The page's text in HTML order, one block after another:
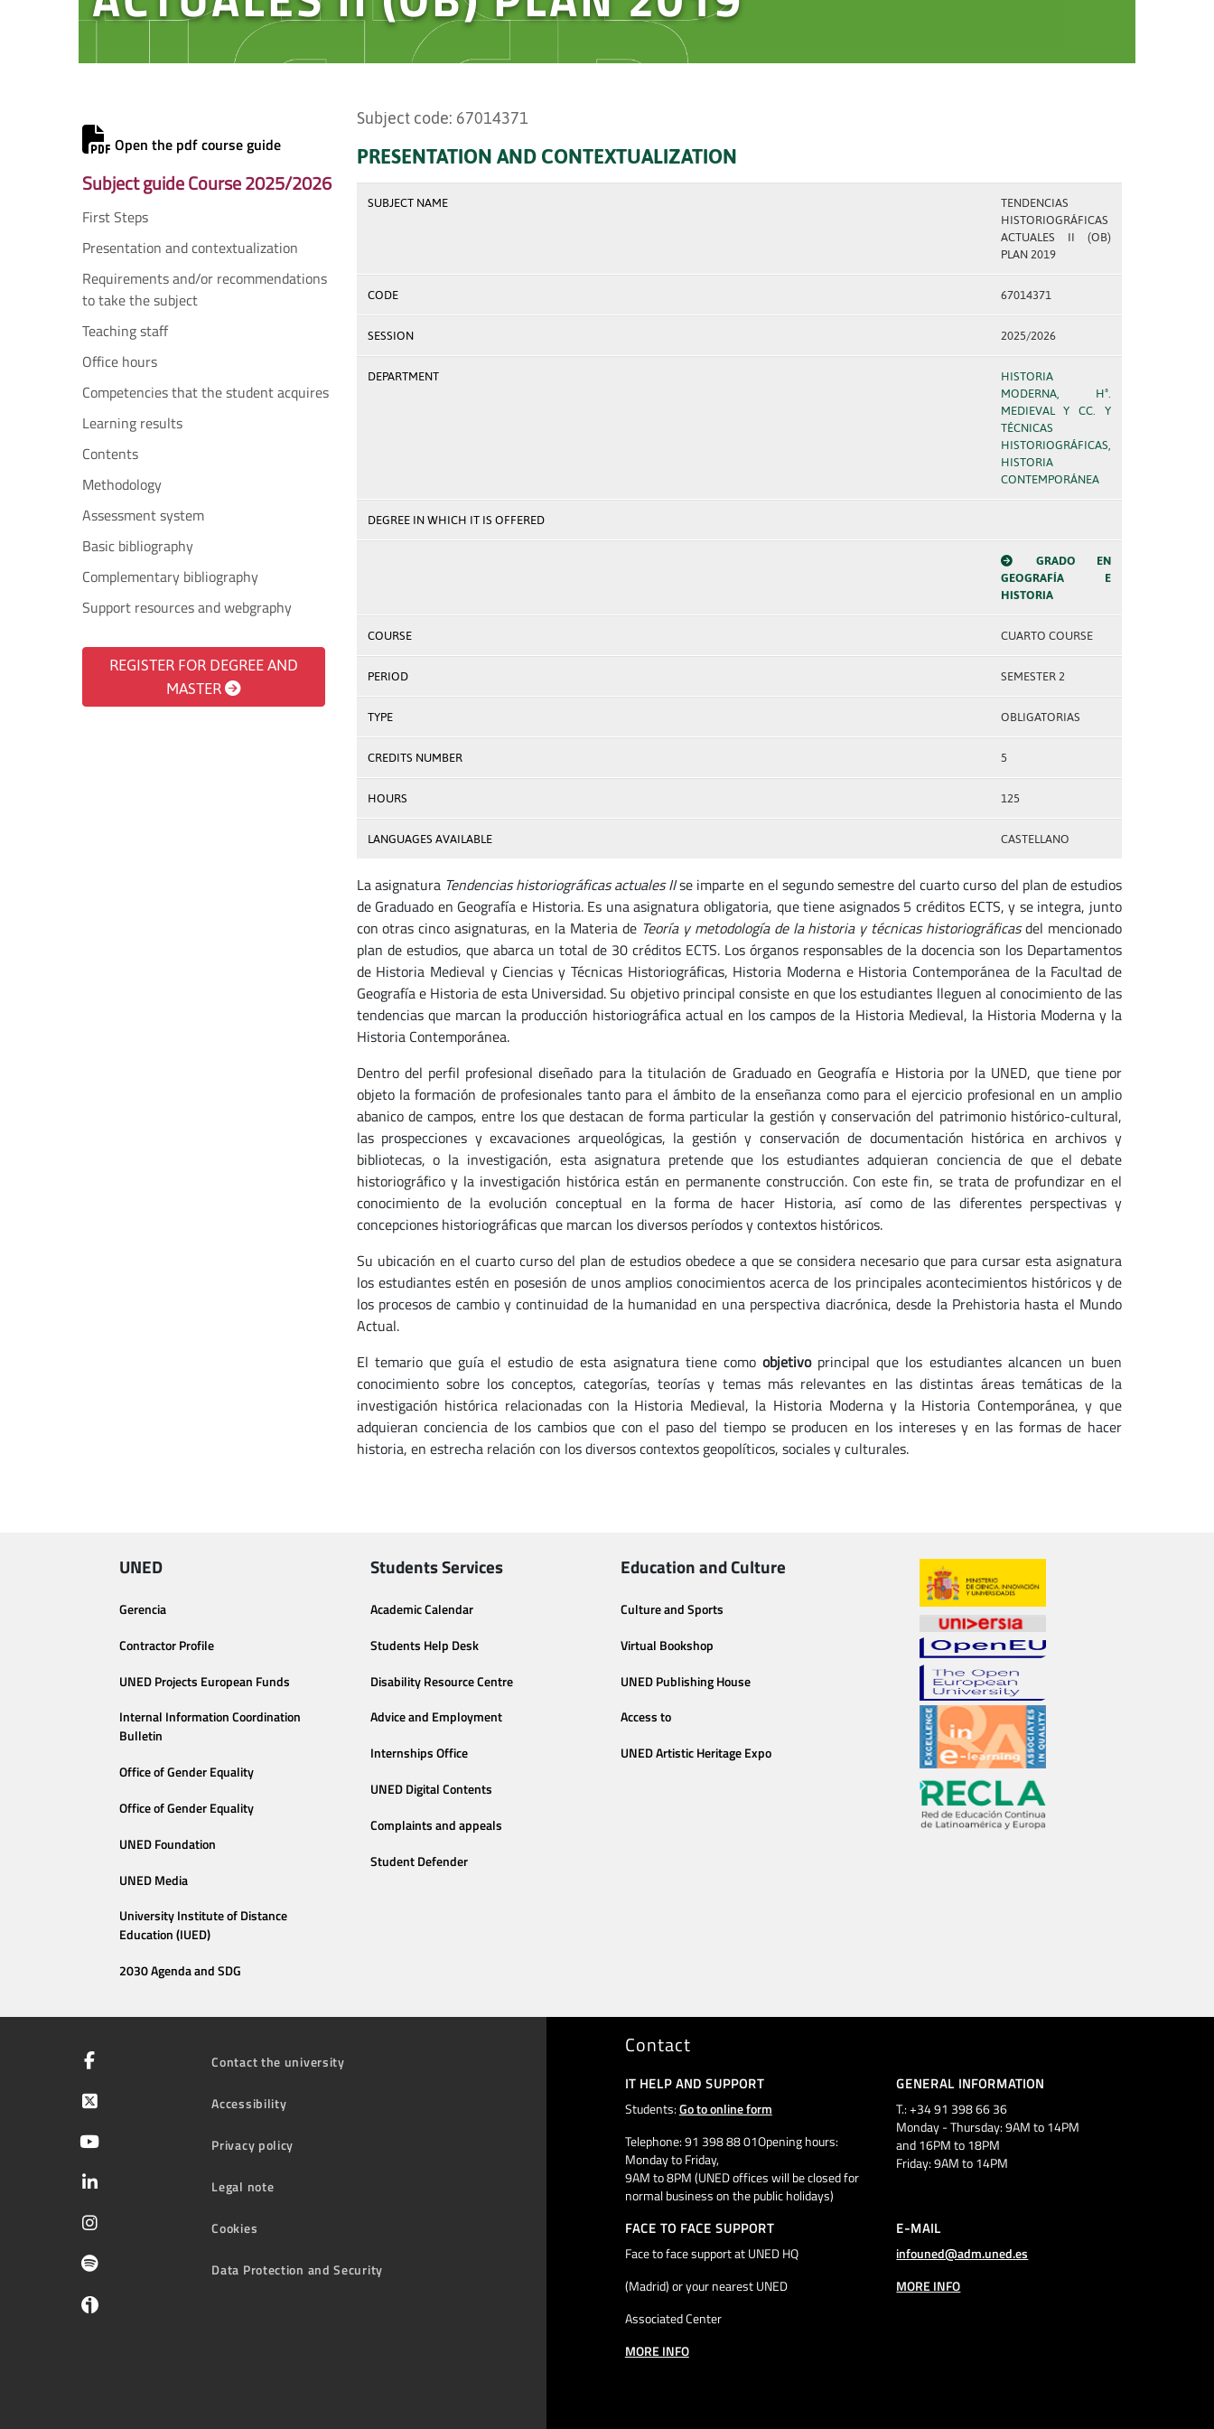
Open the pdf course guide
Subject guide Course 2025/2026
First Steps
Presentation and contextualization
Requirements and/or recommendations
to take the subject
Teaching staff
Office hours
Competencies that the student acquires
Learning results
Contents
Methodology
Assessment system
Basic bibliography
Complementary bibliography
Support resources and webgraphy
REGISTER FOR DEGREE AND
MASTER
Subject code: 67014371
PRESENTATION AND CONTEXTUALIZATION
SUBJECT NAME
TENDENCIAS
HISTORIOGRÁFICAS
ACTUALES II (OB)
PLAN 2019
CODE 67014371
SESSION 2025/2026
DEPARTMENT
HISTORIA
MODERNA, Hª.
MEDIEVAL Y CC. Y
TÉCNICAS
HISTORIOGRÁFICAS,
HISTORIA
CONTEMPORÁNEA
DEGREE IN WHICH IT IS OFFERED
GRADO EN
GEOGRAFÍA E
HISTORIA
COURSE CUARTO COURSE
PERIOD SEMESTER 2
TYPE OBLIGATORIAS
CREDITS NUMBER 5
HOURS 125
LANGUAGES AVAILABLE CASTELLANO
La asignatura Tendencias historiográficas actuales IIse imparte en el segundo semestre del cuarto curso del plan de estudios
de Graduado en Geografía e Historia. Es una asignatura obligatoria, que tiene asignados 5 créditos ECTS, y se integra, junto
con otras cinco asignaturas, en la Materia de Teoría y metodología de la historia y técnicas historiográficasdel mencionado
plan de estudios, que abarca un total de 30 créditos ECTS. Los órganos responsables de la docencia son los Departamentos
de Historia Medieval y Ciencias y Técnicas Historiográficas, Historia Moderna e Historia Contemporánea de la Facultad de
Geografía e Historia de esta Universidad. Su objetivo principal consiste en que los estudiantes lleguen al conocimiento de las
tendencias que marcan la producción historiográfica actual en los campos de la Historia Medieval, la Historia Moderna y la
Historia Contemporánea.
Dentro del perfil profesional diseñado para la titulación de Graduado en Geografía e Historia por la UNED, que tiene por
objeto la formación de profesionales tanto para el ámbito de la enseñanza como para el ejercicio profesional en un amplio
abanico de campos, entre los que destacan de forma particular la gestión y conservación del patrimonio histórico-cultural,
las prospecciones y excavaciones arqueológicas, la gestión y conservación de documentación histórica en archivos y
bibliotecas, o la investigación, esta asignatura pretende que los estudiantes adquieran conciencia de que el debate
historiográfico y la investigación histórica están en permanente construcción. Con este fin, se trata de profundizar en el
conocimiento de la evolución conceptual en la forma de hacer Historia, así como de las diferentes perspectivas y
concepciones historiográficas que marcan los diversos períodos y contextos históricos.
Su ubicación en el cuarto curso del plan de estudios obedece a que se considera necesario que para cursar esta asignatura
los estudiantes estén en posesión de unos amplios conocimientos acerca de los principales acontecimientos históricos y de
los procesos de cambio y continuidad de la humanidad en una perspectiva diacrónica, desde la Prehistoria hasta el Mundo
Actual.
El temario que guía el estudio de esta asignatura tiene comoobjetivoprincipal que los estudiantes alcancen un buen
conocimiento sobre los conceptos, categorías, teorías y temas más relevantes en las distintas áreas temáticas de la
investigación histórica relacionadas con la Historia Medieval, la Historia Moderna y la Historia Contemporánea, y que
adquieran conciencia de los cambios que con el paso del tiempo se producen en los intereses y en las formas de hacer
historia, en estrecha relación con los diversos contextos geopolíticos, sociales y culturales.
UNED
Gerencia
Contractor Profile
UNED Projects European Funds
Internal Information Coordination
Bulletin
Office of Gender Equality
Office of Gender Equality
UNED Foundation
UNED Media
University Institute of Distance
Education (IUED)
2030 Agenda and SDG
Students Services
Academic Calendar
Students Help Desk
Disability Resource Centre
Advice and Employment
Internships Office
UNED Digital Contents
Complaints and appeals
Student Defender
Education and Culture
Culture and Sports
Virtual Bookshop
UNED Publishing House
Access to
UNED Artistic Heritage Expo
Contact the university
Accessibility
Privacy policy
Legal note
Cookies
Data Protection and Security
Contact
IT HELP AND SUPPORT
Students:Go to online form
Telephone: 91 398 88 01Opening hours:
Monday to Friday,
9AM to 8PM (UNED offices will be closed for
normal business on the public holidays)
GENERAL INFORMATION
T.: +34 91 398 66 36
Monday - Thursday: 9AM to 14PM
and 16PM to 18PM
Friday: 9AM to 14PM
FACE TO FACE SUPPORT
Face to face support at UNED HQ
(Madrid) or your nearest UNED
Associated Center
MORE INFO
E-MAIL
infouned@adm.uned.es
MORE INFO